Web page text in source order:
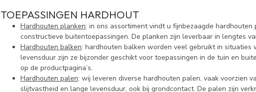
TOEPASSINGEN HARDHOUT
Hardhouten planken: in ons assortiment vindt u fijnbezaagde
constructieve buitentoepassingen. De planken zijn leverbaar in lengtes
Hardhouten balken: hardhouten balken worden veel gebruikt in
levensduur zijn ze bijzonder geschikt voor toepassingen in de tuin en
op de productpagina’s.
Hardhouten palen: wij leveren diverse hardhouten palen, vaak voorzien
slijtvastheid en lange levensduur, ook bij grondcontact. De palen zijn